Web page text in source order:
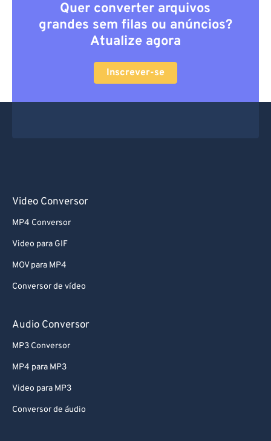
Quer converter arquivos
grandes sem filas ou anúncios?
Atualize agora
Inscrever-se
Video Conversor
MP4 Conversor
Video para GIF
MOV para MP4
Conversor de vídeo
Audio Conversor
MP3 Conversor
MP4 para MP3
Video para MP3
Conversor de áudio